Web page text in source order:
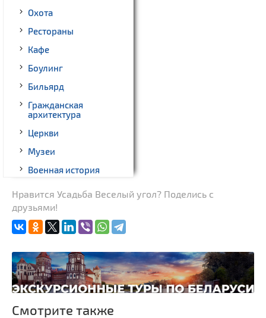
Охота
Рестораны
Кафе
Боулинг
Бильярд
Гражданская
архитектура
Церкви
Музеи
Военная история
Памятники археологии
Костелы
Нравится Усадьба Веселый угол? Поделись с
друзьями!
Смотрите также